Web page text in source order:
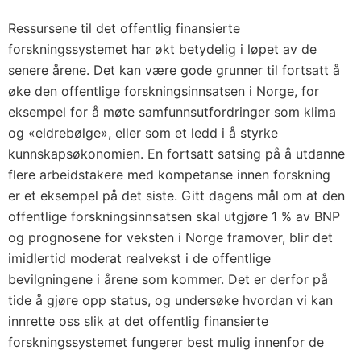
Ressursene til det offentlig finansierte
forskningssystemet har økt betydelig i løpet av de
senere årene. Det kan være gode grunner til fortsatt å
øke den offentlige forskningsinnsatsen i Norge, for
eksempel for å møte samfunnsutfordringer som klima
og «eldrebølge», eller som et ledd i å styrke
kunnskapsøkonomien. En fortsatt satsing på å utdanne
flere arbeidstakere med kompetanse innen forskning
er et eksempel på det siste. Gitt dagens mål om at den
offentlige forskningsinnsatsen skal utgjøre 1 % av BNP
og prognosene for veksten i Norge framover, blir det
imidlertid moderat realvekst i de offentlige
bevilgningene i årene som kommer. Det er derfor på
tide å gjøre opp status, og undersøke hvordan vi kan
innrette oss slik at det offentlig finansierte
forskningssystemet fungerer best mulig innenfor de